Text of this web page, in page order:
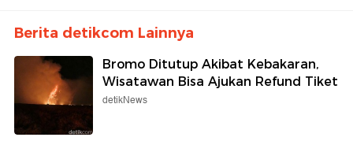
Berita detikcom Lainnya
Bromo Ditutup Akibat Kebakaran,
Wisatawan Bisa Ajukan Refund Tiket
detikNews